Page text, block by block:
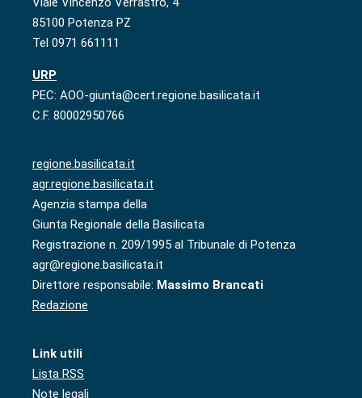
85100 Potenza PZ
Tel 0971 661111
URP
PEC: AOO-giunta@cert.regione.basilicata.it
C.F. 80002950766
regione.basilicata.it
agr.regione.basilicata.it
Agenzia stampa della
Giunta Regionale della Basilicata
Registrazione n. 209/1995 al Tribunale di Potenza
agr@regione.basilicata.it
Direttore responsabile: Massimo Brancati
Redazione
Link utili
Lista RSS
Note legali